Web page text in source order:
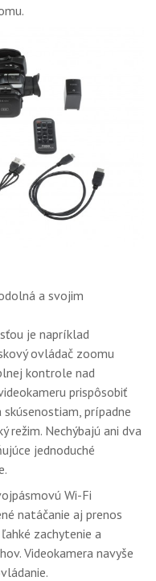
a svojim
je napríklad
ovládač zoomu
kontrole nad
prispôsobiť
prípadne
režim. Nechýbajú ani dva
jednoduché
Wi-Fi
natáčanie aj prenos
zachytenie a
Videokamera navyše